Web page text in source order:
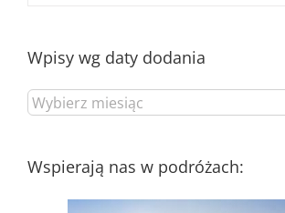
Wpisy wg daty dodania
Wpisy
wg
Wspierają nas w podróżach: